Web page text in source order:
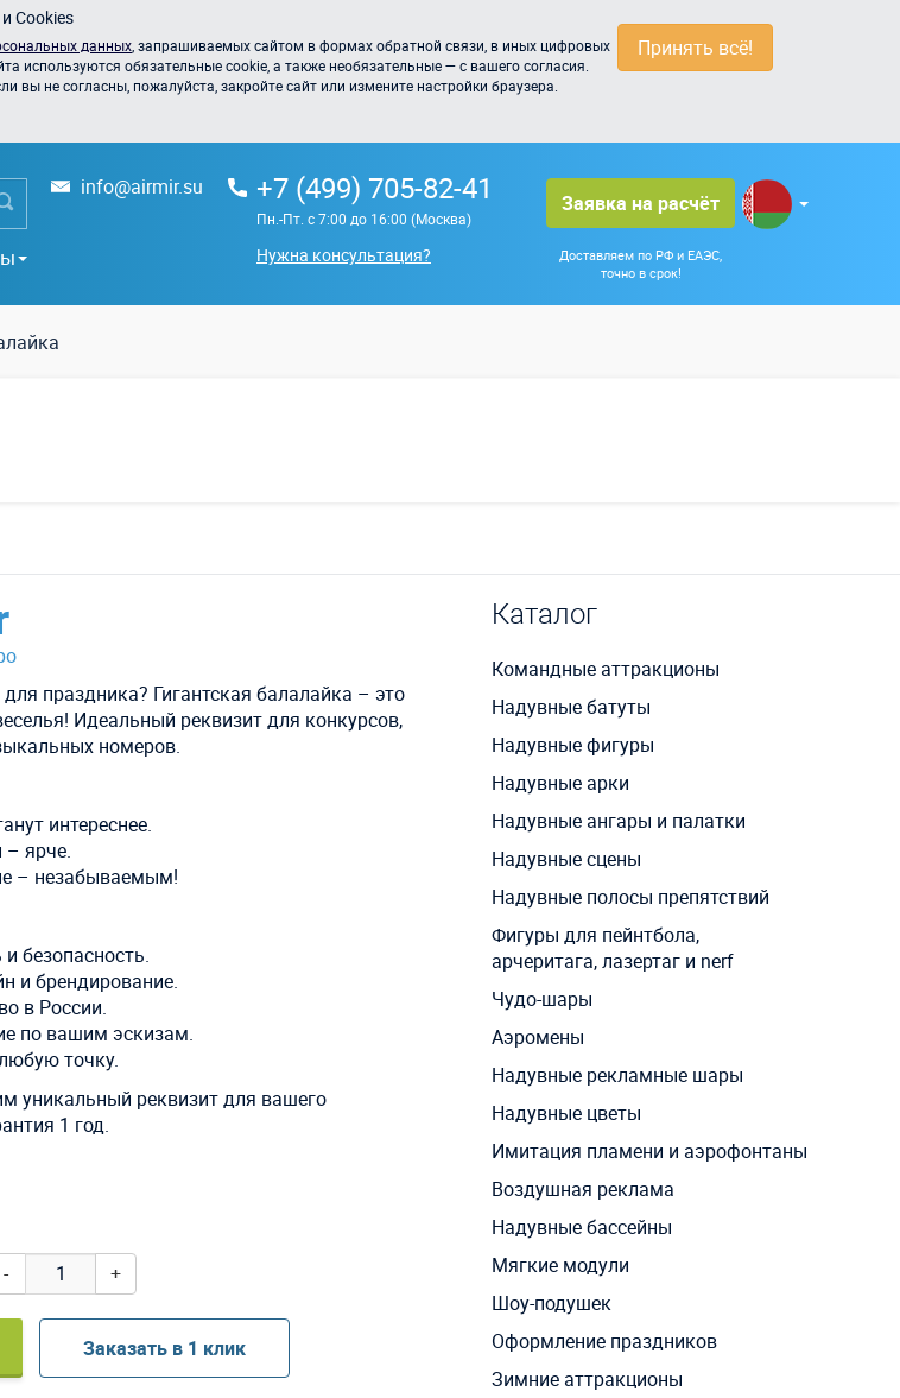
Принять всё!
Cookies
данных , запрашиваемых сайтом в формах обратной связи, в иных цифровых
используются обязательные cookie, а также необязательные — с вашего согласия.
не согласны, пожалуйста, закройте сайт или измените настройки браузера.
info@airmir.su +7 (499) 705-82-41
Пн.-Пт. с 7:00 до 16:00 (Москва)
Нужна консультация?
Заявка на расчёт
Доставляем по РФ и ЕАЭС,
точно в срок!
праздника? Гигантская балалайка – это
Идеальный реквизит для конкурсов,
номеров.
интереснее.
ярче.
– незабываемым!
безопасность.
и брендирование.
в России.
по вашим эскизам.
точку.
уникальный реквизит для вашего
1 год.
- +
Заказать в 1 клик
Каталог
Командные аттракционы
Надувные батуты
Надувные фигуры
Надувные арки
Надувные ангары и палатки
Надувные сцены
Надувные полосы препятствий
Фигуры для пейнтбола,
арчеритага, лазертаг и nerf
Чудо-шары
Аэромены
Надувные рекламные шары
Надувные цветы
Имитация пламени и аэрофонтаны
Воздушная реклама
Надувные бассейны
Мягкие модули
Шоу-подушек
Оформление праздников
Зимние аттракционы